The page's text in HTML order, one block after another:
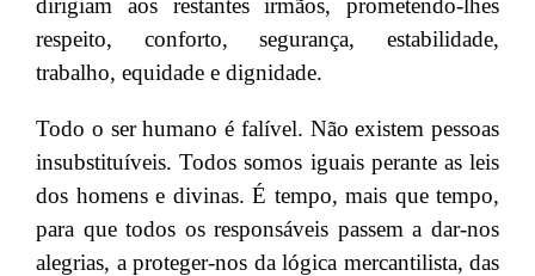
respeito, conforto, segurança, estabilidade,
trabalho, equidade e dignidade.
Todo o ser humano é falível. Não existem pessoas
insubstituíveis. Todos somos iguais perante as leis
dos homens e divinas. É tempo, mais que tempo,
para que todos os responsáveis passem a dar-nos
alegrias, a proteger-nos da lógica mercantilista, das